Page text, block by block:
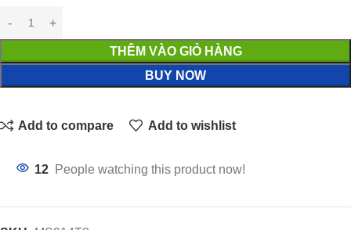
THÊM VÀO GIỎ HÀNG
BUY NOW
Add to compare Add to wishlist
12 People watching this product now!